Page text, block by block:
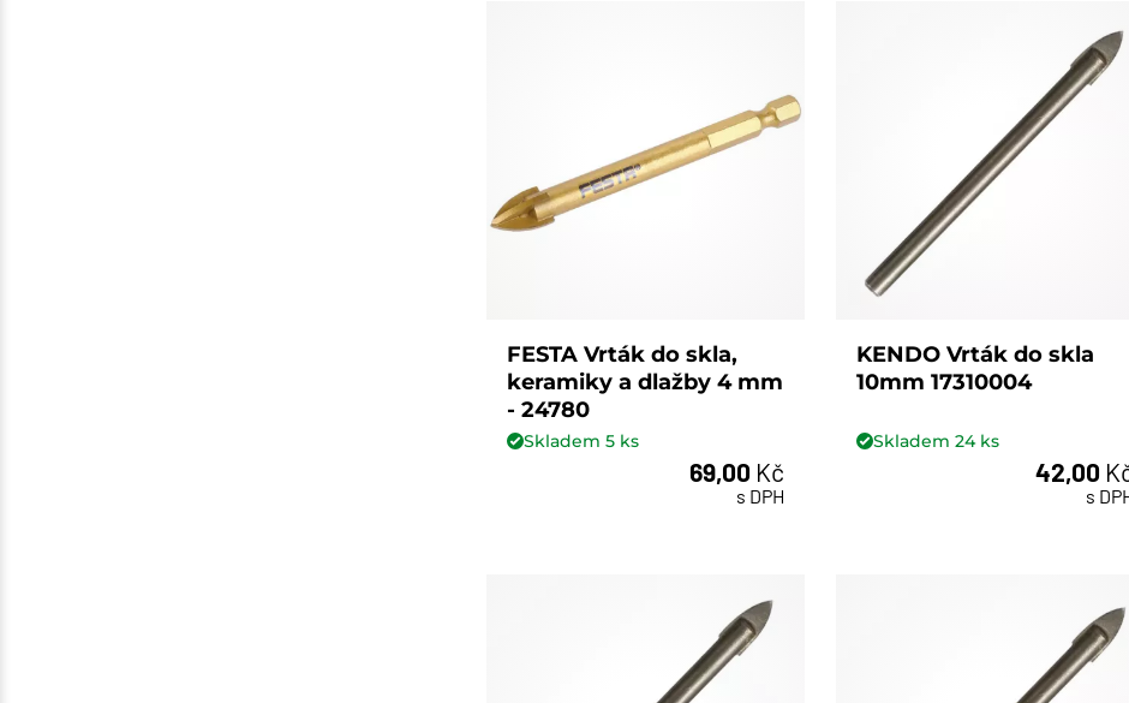
FESTA Vrták do skla,
keramiky a dlažby 4 mm
- 24780
Skladem5 ks
69,00 Kč
s DPH
KENDO Vrták do skla
10mm 17310004
Skladem24ks
42,00
s